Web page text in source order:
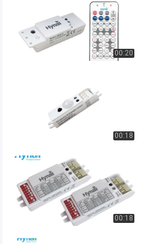
00:20
00:18
00:18